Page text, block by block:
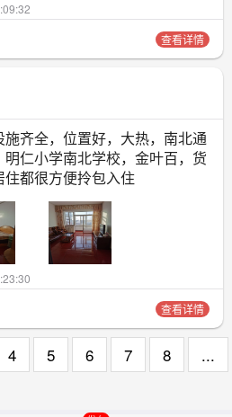
查看详情
齐全，位置好，大热，南北通
仁小学南北学校，金叶百，货
都很方便拎包入住
查看详情
4 5 6 7 8
...